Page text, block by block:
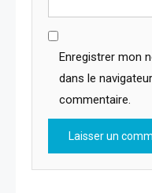
Enregistrer mon
dans le
commentaire.